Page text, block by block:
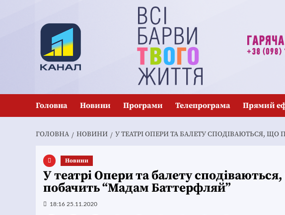
Головна Новини Програми Телепрограма Прямий
ГОЛОВНА НОВИНИ У ТЕАТРІ ОПЕРИ ТА БАЛЕТУ СПОДІВАЮТЬСЯ,
Новини
У театрі Опери та балету
побачить “Мадам Баттерфляй”
18:16 25.11.2020